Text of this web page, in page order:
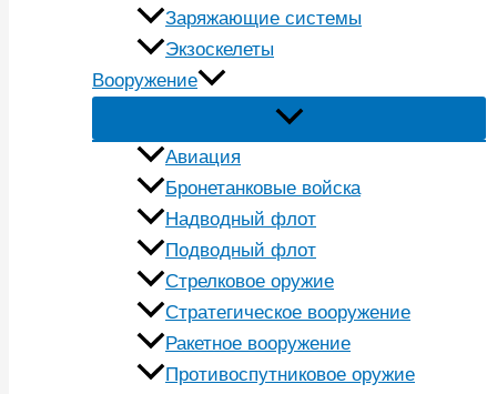
Заряжающие системы
Экзоскелеты
Вооружение
Авиация
Бронетанковые войска
Надводный флот
Подводный флот
Стрелковое оружие
Стратегическое вооружение
Ракетное вооружение
Противоспутниковое оружие